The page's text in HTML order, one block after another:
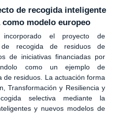
de recogida inteligente
modelo europeo
el proyecto de
de recogida de residuos de
de iniciativas financiadas por
como un ejemplo de
de residuos. La actuación forma
Transformación y Resiliencia y
selectiva mediante la
y nuevos modelos de